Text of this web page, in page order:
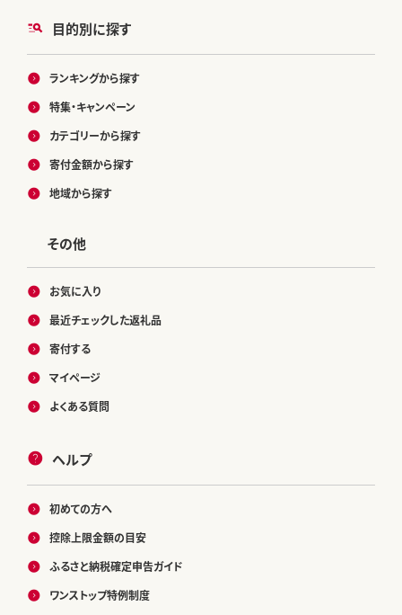
目的別に探す
ランキングから探す
特集・キャンペーン
カテゴリーから探す
寄付金額から探す
地域から探す
その他
お気に入り
最近チェックした返礼品
寄付する
マイページ
よくある質問
ヘルプ
初めての方へ
控除上限金額の目安
ふるさと納税確定申告ガイド
ワンストップ特例制度